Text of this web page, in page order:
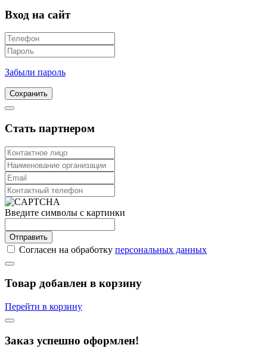
Вход на сайт
Забыли пароль
Сохранить
Стать партнером
Введите символы с картинки
Отправить
Согласен на обработку персональных данных
Товар добавлен в корзину
Перейти в корзину
Заказ успешно оформлен!